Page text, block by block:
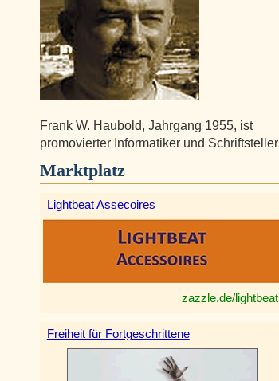
Frank W. Haubold, Jahrgang 1955, ist
promovierter Informatiker und Schriftsteller
Marktplatz
Lightbeat Assecoires
zazzle.de/lightbeat
Freiheit für Fortgeschrittene